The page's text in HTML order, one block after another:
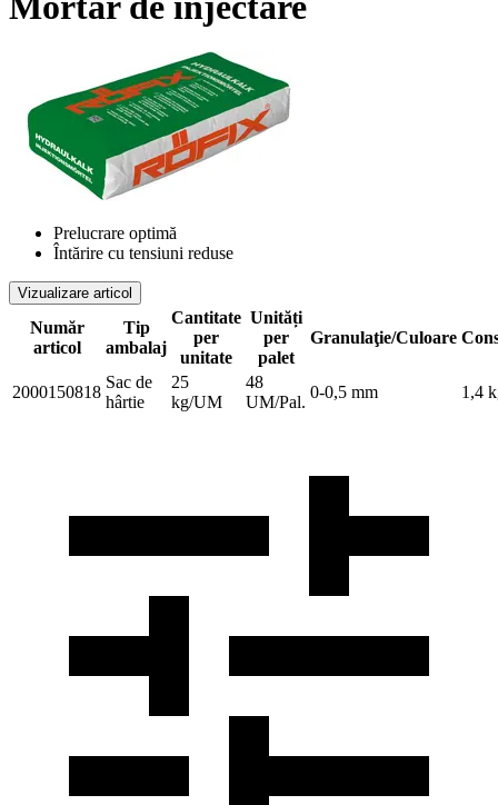
Prelucrare optimă
Întărire cu tensiuni reduse
Vizualizare articol
Număr
articol
Tip
ambalaj
Cantitate
per
unitate
Unități
per
palet
Granulaţie/Culoare
2000150818
Sac de
hârtie
25
kg/UM
48
UM/Pal.
0-0,5 mm 1,4